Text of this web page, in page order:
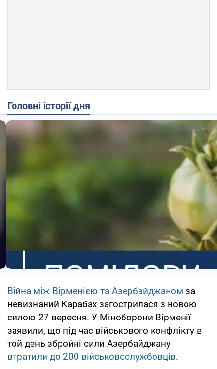
Головні історії дня
Війна між Вірменією та Азербайджаном за
невизнаний Карабах загострилася з новою
силою 27 вересня. У Міноборони Вірменії
заявили, що під час військового конфлікту в
той день збройні сили Азербайджану
втратили до 200 військовослужбовців.